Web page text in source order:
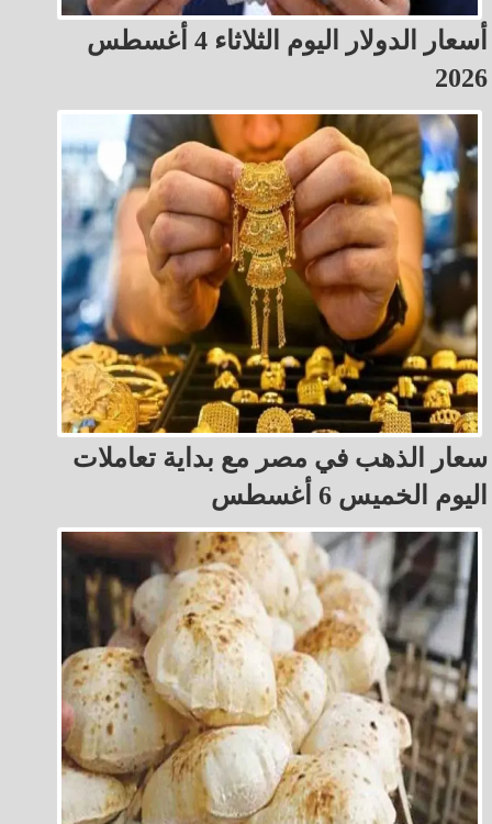
أسعار الدولار اليوم الثلاثاء 4 أغسطس
2026
سعار الذهب في مصر مع بداية تعاملات
اليوم الخميس 6 أغسطس